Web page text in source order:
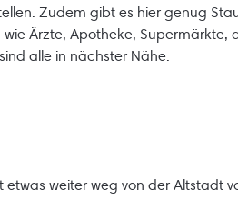
Zudem gibt es hier genug
Ärzte, Apotheke, Supermärkte,
alle in nächster Nähe.
etwas weiter weg von der Altstadt